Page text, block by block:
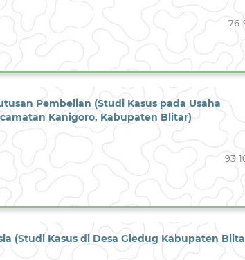
76-
Pembelian (Studi Kasus pada Usaha
Kanigoro, Kabupaten Blitar)
93-
(Studi Kasus di Desa Gledug Kabupaten